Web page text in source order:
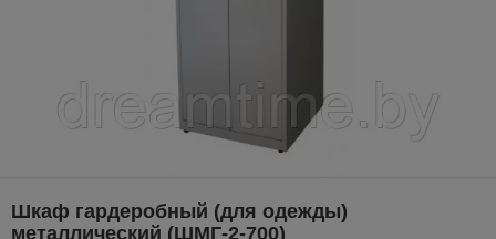
Шкаф гардеробный (для одежды)
металлический (ШМГ-2-700)